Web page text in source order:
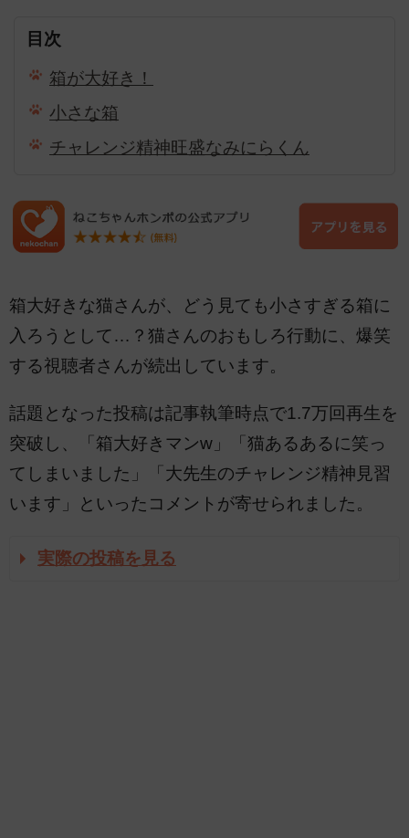
目次
箱が大好き！
小さな箱
チャレンジ精神旺盛なみにらくん
箱大好きな猫さんが、どう見ても小さすぎる箱に
入ろうとして…？猫さんのおもしろ行動に、爆笑
する視聴者さんが続出しています。
話題となった投稿は記事執筆時点で1.7万回再生を
突破し、「箱大好きマンw」「猫あるあるに笑っ
てしまいました」「大先生のチャレンジ精神見習
います」といったコメントが寄せられました。
実際の投稿を見る